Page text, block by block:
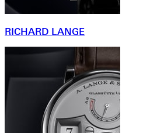
RICHARD LANGE